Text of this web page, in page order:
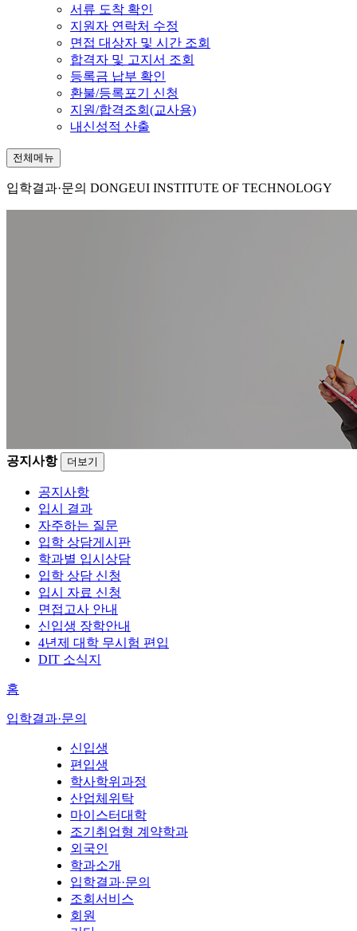
서류 도착 확인
지원자 연락처 수정
면접 대상자 및 시간 조회
합격자 및 고지서 조회
등록금 납부 확인
환불/등록포기 신청
지원/합격조회(교사용)
내신성적 산출
전체메뉴
입학결과·문의 DONGEUI INSTITUTE OF TECHNOLOGY
공지사항 더보기
공지사항
입시 결과
자주하는 질문
입학 상담게시판
학과별 입시상담
입학 상담 신청
입시 자료 신청
면접고사 안내
신입생 장학안내
4년제 대학 무시험 편입
DIT 소식지
홈
입학결과·문의
신입생
편입생
학사학위과정
산업체위탁
마이스터대학
조기취업형 계약학과
외국인
학과소개
입학결과·문의
조회서비스
회원